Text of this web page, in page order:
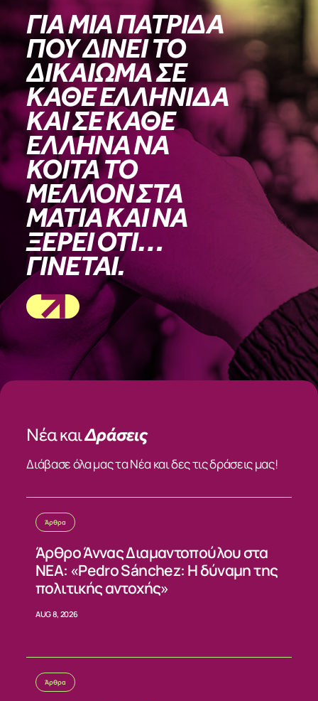
ΓΙΑ ΜΙΑ ΠΑΤΡΙΔΑ
ΠΟΥ ΔΙΝΕΙ ΤΟ
ΔΙΚΑΙΩΜΑ ΣΕ
ΚΑΘΕ ΕΛΛΗΝΙΔΑ
ΚΑΙ ΣΕ ΚΑΘΕ
ΕΛΛΗΝΑ ΝΑ
ΚΟΙΤΑ ΤΟ
ΜΕΛΛΟΝ ΣΤΑ
ΜΑΤΙΑ ΚΑΙ ΝΑ
ΞΕΡΕΙ ΟΤΙ…
ΓΙΝΕΤΑΙ.
Νέα καιΔράσεις
Διάβασε όλα μας τα Νέα και δες τις δράσεις μας!
Άρθρα
Άρθρο Άννας Διαμαντοπούλου στα
ΝΕΑ: «Pedro Sánchez: Η δύναμη της
πολιτικής αντοχής»
AUG 8, 2026
Άρθρα